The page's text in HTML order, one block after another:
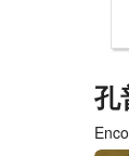
孔